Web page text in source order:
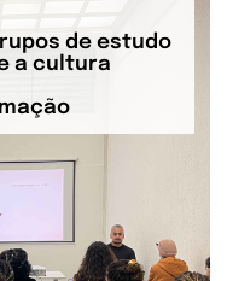
de estudo
a cultura